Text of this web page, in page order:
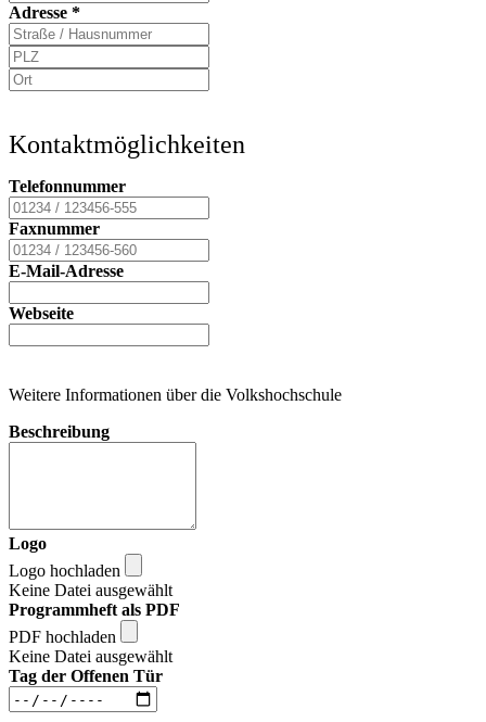
Adresse *
Kontaktmöglichkeiten
Telefonnummer
Faxnummer
E-Mail-Adresse
Webseite
Weitere Informationen über die Volkshochschule
Beschreibung
Logo
Logo hochladen
Keine Datei ausgewählt
Programmheft als PDF
PDF hochladen
Keine Datei ausgewählt
Tag der Offenen Tür